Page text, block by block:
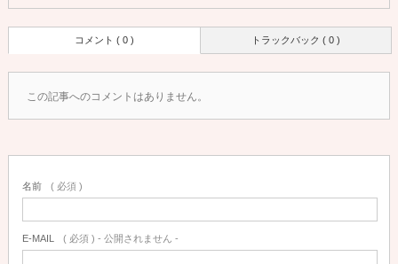
『アレンジメントケア桜
ヶ丘』様にて販売会を開
トラックバック ( 0 )
コメント ( 0 )
この記事へのコメントはありません。
名前 ( 必須 )
E-MAIL ( 必須 ) - 公開されません -